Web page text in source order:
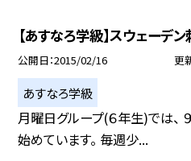
【あすなろ学級】スウェーデ
公開日 2015/02/16 更
あすなろ学級
月曜日グループ(６年生)では、
始めています。 毎週少...